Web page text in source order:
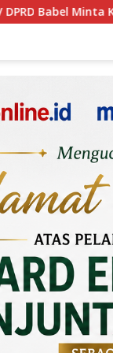
Guru